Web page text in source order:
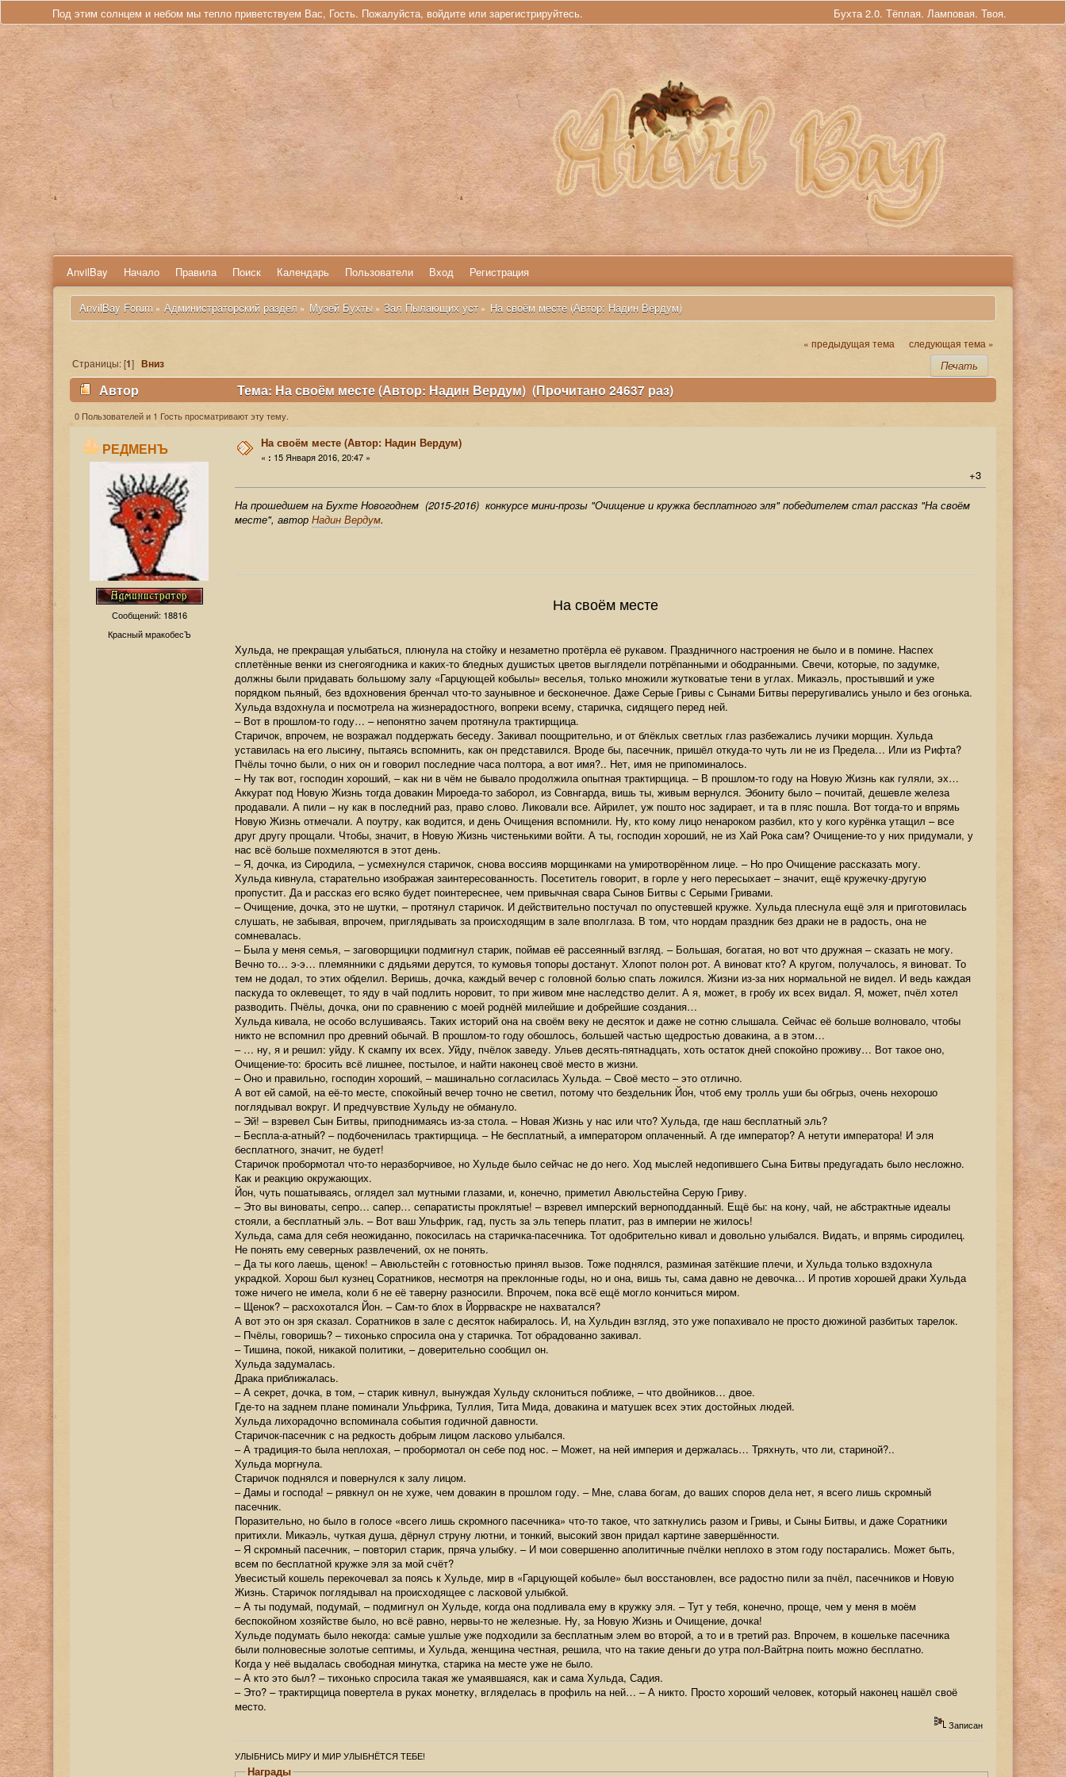
Под этим солнцем и небом мы тепло приветствуем Вас, Гость. Пожалуйста, войдите или зарегистрируйтесь. Бухта 2.0. Тёплая. Ламповая. Твоя.
AnvilBay Начало Правила Поиск Календарь Пользователи Вход Регистрация
AnvilBay Forum » Администраторский раздел » Музей Бухты» Зал Пылающих уст » На своём месте (Автор: Надин Вердум)
« предыдущая тема следующая тема »
Печать
Страницы: [1] Вниз
Автор Тема: На своём месте (Автор: Надин Вердум) (Прочитано 24637 раз)
0 Пользователей и 1 Гость просматривают эту тему.
РЕДМЕНЪ
Сообщений: 18816
Красный мракобесЪ
На своём месте (Автор: Надин Вердум)
« : 15 Января 2016, 20:47 »
+3
На прошедшем на Бухте Новогоднем (2015-2016) конкурсе мини-прозы "Очищение и кружка бесплатного эля" победителем стал рассказ "На своём
месте", авторНадин Вердум.
На своём месте
Хульда, не прекращая улыбаться, плюнула на стойку и незаметно протёрла её рукавом. Праздничного настроения не было и в помине. Наспех
сплетённые венки из снегоягодника и каких-то бледных душистых цветов выглядели потрёпанными и ободранными. Свечи, которые, по задумке,
должны были придавать большому залу «Гарцующей кобылы» веселья, только множили жутковатые тени в углах. Микаэль, простывший и уже
порядком пьяный, без вдохновения бренчал что-то заунывное и бесконечное. Даже Серые Гривы с Сынами Битвы переругивались уныло и без огонька.
Хульда вздохнула и посмотрела на жизнерадостного, вопреки всему, старичка, сидящего перед ней.
– Вот в прошлом-то году… – непонятно зачем протянула трактирщица.
Старичок, впрочем, не возражал поддержать беседу. Закивал поощрительно, и от блёклых светлых глаз разбежались лучики морщин. Хульда
уставилась на его лысину, пытаясь вспомнить, как он представился. Вроде бы, пасечник, пришёл откуда-то чуть ли не из Предела… Или из Рифта?
Пчёлы точно были, о них он и говорил последние часа полтора, а вот имя?.. Нет, имя не припоминалось.
– Ну так вот, господин хороший, – как ни в чём не бывало продолжила опытная трактирщица. – В прошлом-то году на Новую Жизнь как гуляли, эх…
Аккурат под Новую Жизнь тогда довакин Мироеда-то заборол, из Совнгарда, вишь ты, живым вернулся. Эбониту было – почитай, дешевле железа
продавали. А пили – ну как в последний раз, право слово. Ликовали все. Айрилет, уж пошто нос задирает, и та в пляс пошла. Вот тогда-то и впрямь
Новую Жизнь отмечали. А поутру, как водится, и день Очищения вспомнили. Ну, кто кому лицо ненароком разбил, кто у кого курёнка утащил – все
друг другу прощали. Чтобы, значит, в Новую Жизнь чистенькими войти. А ты, господин хороший, не из Хай Рока сам? Очищение-то у них придумали, у
нас всё больше похмеляются в этот день.
– Я, дочка, из Сиродила, – усмехнулся старичок, снова воссияв морщинками на умиротворённом лице. – Но про Очищение рассказать могу.
Хульда кивнула, старательно изображая заинтересованность. Посетитель говорит, в горле у него пересыхает – значит, ещё кружечку-другую
пропустит. Да и рассказ его всяко будет поинтереснее, чем привычная свара Сынов Битвы с Серыми Гривами.
– Очищение, дочка, это не шутки, – протянул старичок. И действительно постучал по опустевшей кружке. Хульда плеснула ещё эля и приготовилась
слушать, не забывая, впрочем, приглядывать за происходящим в зале вполглаза. В том, что нордам праздник без драки не в радость, она не
сомневалась.
– Была у меня семья, – заговорщицки подмигнул старик, поймав её рассеянный взгляд. – Большая, богатая, но вот что дружная – сказать не могу.
Вечно то… э-э… племянники с дядьями дерутся, то кумовья топоры достанут. Хлопот полон рот. А виноват кто? А кругом, получалось, я виноват. То
тем не додал, то этих обделил. Веришь, дочка, каждый вечер с головной болью спать ложился. Жизни из-за них нормальной не видел. И ведь каждая
паскуда то оклевещет, то яду в чай подлить норовит, то при живом мне наследство делит. А я, может, в гробу их всех видал. Я, может, пчёл хотел
разводить. Пчёлы, дочка, они по сравнению с моей роднёй милейшие и добрейшие создания…
Хульда кивала, не особо вслушиваясь. Таких историй она на своём веку не десяток и даже не сотню слышала. Сейчас её больше волновало, чтобы
никто не вспомнил про древний обычай. В прошлом-то году обошлось, большей частью щедростью довакина, а в этом…
– … ну, я и решил: уйду. К скампу их всех. Уйду, пчёлок заведу. Ульев десять-пятнадцать, хоть остаток дней спокойно проживу… Вот такое оно,
Очищение-то: бросить всё лишнее, постылое, и найти наконец своё место в жизни.
– Оно и правильно, господин хороший, – машинально согласилась Хульда. – Своё место – это отлично.
А вот ей самой, на её-то месте, спокойный вечер точно не светил, потому что бездельник Йон, чтоб ему тролль уши бы обгрыз, очень нехорошо
поглядывал вокруг. И предчувствие Хульду не обмануло.
– Эй! – взревел Сын Битвы, приподнимаясь из-за стола. – Новая Жизнь у нас или что? Хульда, где наш бесплатный эль?
– Беспла-а-атный? – подбоченилась трактирщица. – Не бесплатный, а императором оплаченный. А где император? А нетути императора! И эля
бесплатного, значит, не будет!
Старичок пробормотал что-то неразборчивое, но Хульде было сейчас не до него. Ход мыслей недопившего Сына Битвы предугадать было несложно.
Как и реакцию окружающих.
Йон, чуть пошатываясь, оглядел зал мутными глазами, и, конечно, приметил Авюльстейна Серую Гриву.
– Это вы виноваты, сепро… сапер… сепаратисты проклятые! – взревел имперский верноподданный. Ещё бы: на кону, чай, не абстрактные идеалы
стояли, а бесплатный эль. – Вот ваш Ульфрик, гад, пусть за эль теперь платит, раз в империи не жилось!
Хульда, сама для себя неожиданно, покосилась на старичка-пасечника. Тот одобрительно кивал и довольно улыбался. Видать, и впрямь сиродилец.
Не понять ему северных развлечений, ох не понять.
– Да ты кого лаешь, щенок! – Авюльстейн с готовностью принял вызов. Тоже поднялся, разминая затёкшие плечи, и Хульда только вздохнула
украдкой. Хорош был кузнец Соратников, несмотря на преклонные годы, но и она, вишь ты, сама давно не девочка… И против хорошей драки Хульда
тоже ничего не имела, коли б не её таверну разносили. Впрочем, пока всё ещё могло кончиться миром.
– Щенок? – расхохотался Йон. – Сам-то блох в Йоррваскре не нахватался?
А вот это он зря сказал. Соратников в зале с десяток набиралось. И, на Хульдин взгляд, это уже попахивало не просто дюжиной разбитых тарелок.
– Пчёлы, говоришь? – тихонько спросила она у старичка. Тот обрадованно закивал.
– Тишина, покой, никакой политики, – доверительно сообщил он.
Хульда задумалась.
Драка приближалась.
– А секрет, дочка, в том, – старик кивнул, вынуждая Хульду склониться поближе, – что двойников… двое.
Где-то на заднем плане поминали Ульфрика, Туллия, Тита Мида, довакина и матушек всех этих достойных людей.
Хульда лихорадочно вспоминала события годичной давности.
Старичок-пасечник с на редкость добрым лицом ласково улыбался.
– А традиция-то была неплохая, – пробормотал он себе под нос. – Может, на ней империя и держалась… Тряхнуть, что ли, стариной?..
Хульда моргнула.
Старичок поднялся и повернулся к залу лицом.
– Дамы и господа! – рявкнул он не хуже, чем довакин в прошлом году. – Мне, слава богам, до ваших споров дела нет, я всего лишь скромный
пасечник.
Поразительно, но было в голосе «всего лишь скромного пасечника» что-то такое, что заткнулись разом и Гривы, и Сыны Битвы, и даже Соратники
притихли. Микаэль, чуткая душа, дёрнул струну лютни, и тонкий, высокий звон придал картине завершённости.
– Я скромный пасечник, – повторил старик, пряча улыбку. – И мои совершенно аполитичные пчёлки неплохо в этом году постарались. Может быть,
всем по бесплатной кружке эля за мой счёт?
Увесистый кошель перекочевал за поясь к Хульде, мир в «Гарцующей кобыле» был восстановлен, все радостно пили за пчёл, пасечников и Новую
Жизнь. Старичок поглядывал на происходящее с ласковой улыбкой.
– А ты подумай, подумай, – подмигнул он Хульде, когда она подливала ему в кружку эля. – Тут у тебя, конечно, проще, чем у меня в моём
беспокойном хозяйстве было, но всё равно, нервы-то не железные. Ну, за Новую Жизнь и Очищение, дочка!
Хульде подумать было некогда: самые ушлые уже подходили за бесплатным элем во второй, а то и в третий раз. Впрочем, в кошельке пасечника
были полновесные золотые септимы, и Хульда, женщина честная, решила, что на такие деньги до утра пол-Вайтрна поить можно бесплатно.
Когда у неё выдалась свободная минутка, старика на месте уже не было.
– А кто это был? – тихонько спросила такая же умаявшаяся, как и сама Хульда, Садия.
– Это? – трактирщица повертела в руках монетку, вгляделась в профиль на ней… – А никто. Просто хороший человек, который наконец нашёл своё
место.
Записан
УЛЫБНИСЬ МИРУ И МИР УЛЫБНЁТСЯ ТЕБЕ!
Награды